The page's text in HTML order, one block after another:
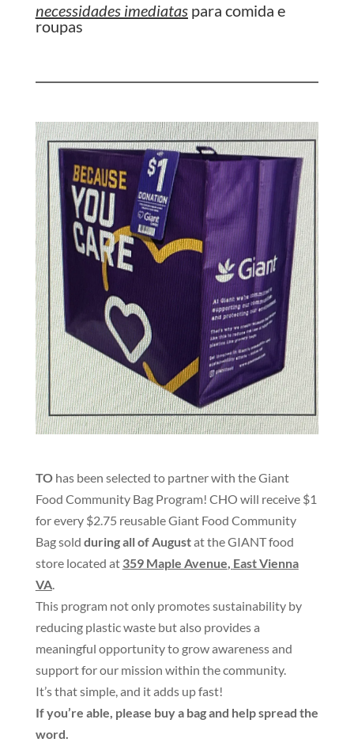
necessidades imediataspara comida e
roupas
TO has been selected to partner with the Giant
Food Community Bag Program! CHO will receive $1
for every $2.75 reusable Giant Food Community
Bag sold during all of Augustat the GIANT food
store located at 359 Maple Avenue, East Vienna
VA.
This program not only promotes sustainability by
reducing plastic waste but also provides a
meaningful opportunity to grow awareness and
support for our mission within the community.
It’s that simple,and it adds up fast!
If you’re able, please buy a bag and help spread the
word.